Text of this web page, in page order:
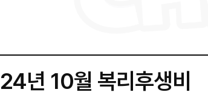
년 10월 복리후생비